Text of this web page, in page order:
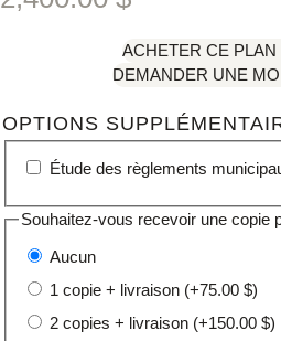
ACHETER CE
DEMANDER UNE
OPTIONS
OptionÉtude des règlements
Souhaitez-vous recevoir une copie
Aucun
1 copie + livraison (+75.00$)
2 copies + livraison (+150.00$)